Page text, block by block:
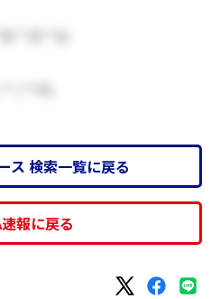
ス 検索一覧に戻る
報に戻る